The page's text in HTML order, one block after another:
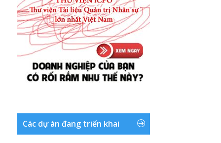
Các dự án đang triển khai